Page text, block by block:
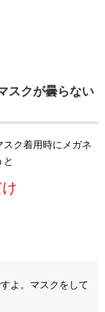
スクが曇らない
ク着用時にメガネ
と
よ。マスクをして